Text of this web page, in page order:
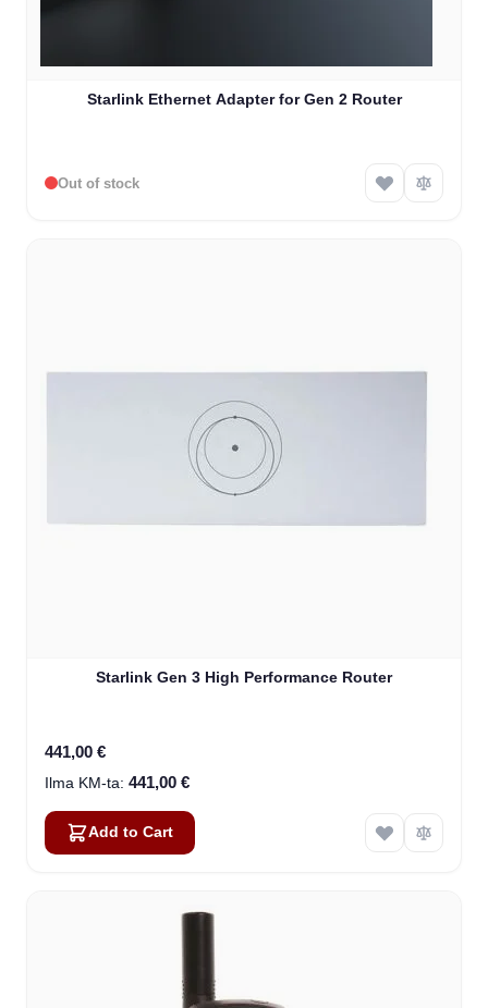
Starlink Ethernet Adapter for Gen 2 Router
Out of stock
Starlink Gen 3 High Performance Router
441,00 €
441,00 €
Add to Cart